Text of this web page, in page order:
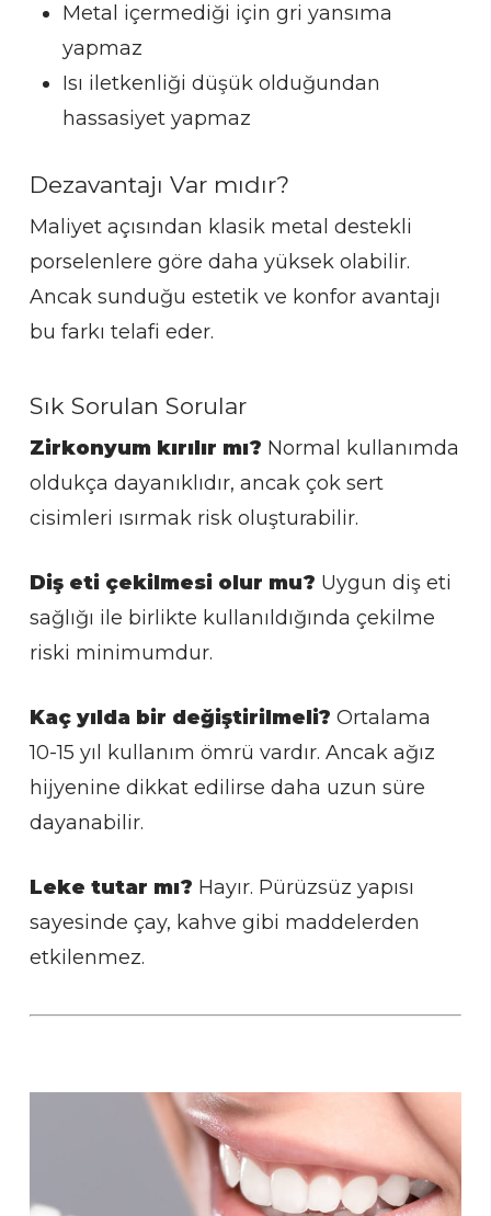
Metal içermediği için gri yansıma
yapmaz
Isı iletkenliği düşük olduğundan
hassasiyet yapmaz
Dezavantajı Var mıdır?
Maliyet açısından klasik metal destekli
porselenlere göre daha yüksek olabilir.
Ancak sunduğu estetik ve konfor avantajı
bu farkı telafi eder.
Sık Sorulan Sorular
Zirkonyum kırılır mı? Normal kullanımda
oldukça dayanıklıdır, ancak çok sert
cisimleri ısırmak risk oluşturabilir.
Diş eti çekilmesi olur mu? Uygun diş eti
sağlığı ile birlikte kullanıldığında çekilme
riski minimumdur.
Kaç yılda bir değiştirilmeli? Ortalama
10-15 yıl kullanım ömrü vardır. Ancak ağız
hijyenine dikkat edilirse daha uzun süre
dayanabilir.
Leke tutar mı? Hayır. Pürüzsüz yapısı
sayesinde çay, kahve gibi maddelerden
etkilenmez.